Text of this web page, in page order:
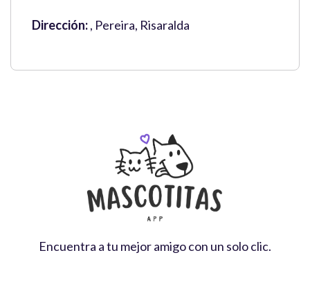
Dirección:, Pereira, Risaralda
Encuentra a tu mejor amigo con un solo clic.